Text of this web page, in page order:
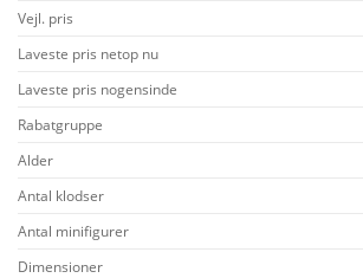
Vejl. pris
Laveste pris netop nu
Laveste pris nogensinde
Rabatgruppe
Alder
Antal klodser
Antal minifigurer
Dimensioner